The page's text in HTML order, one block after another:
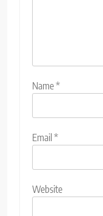
Name*
Email*
Website